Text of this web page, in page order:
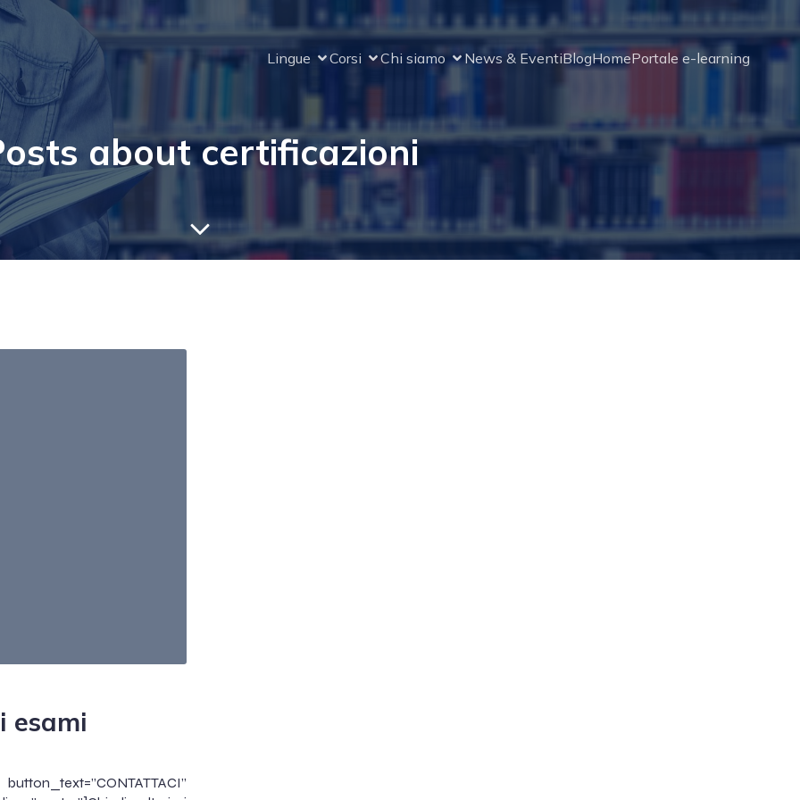
Lingue Corsi Chi siamo News & EventiBlogHomePortale e-learning
about certificazioni
esami